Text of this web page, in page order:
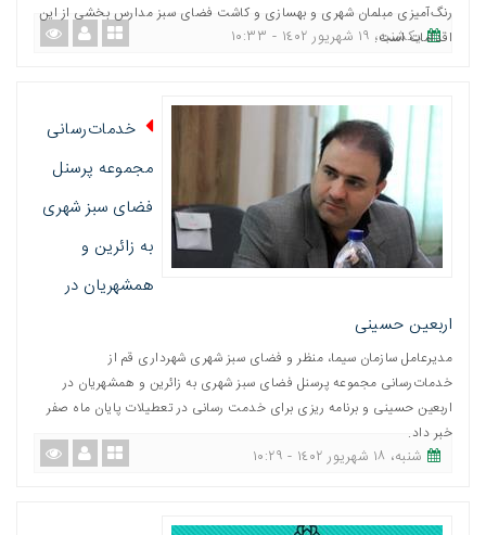
رنگ‌آمیزی مبلمان شهری و بهسازی و کاشت فضای سبز مدارس بخشی از این
اقدامات است.
یکشنبه، ١٩ شهریور ١٤٠٢ - ١٠:٣٣
خدمات‌رسانی
مجموعه پرسنل
فضای سبز شهری
به زائرین و
همشهریان در
اربعین حسینی
مدیرعامل سازمان سیما، منظر و فضای سبز شهری شهرداری قم از
خدمات‌رسانی مجموعه پرسنل فضای سبز شهری به زائرین و همشهریان در
اربعین حسینی و برنامه ریزی برای خدمت رسانی در تعطیلات پایان ماه صفر
خبر داد.
شنبه، ١٨ شهریور ١٤٠٢ - ١٠:٢٩